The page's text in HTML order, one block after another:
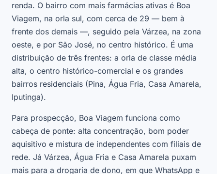
renda. O bairro com mais farmácias ativas é Boa
Viagem, na orla sul, com cerca de 29 — bem à
frente dos demais —, seguido pela Várzea, na zona
oeste, e por São José, no centro histórico. É uma
distribuição de três frentes: a orla de classe média
alta, o centro histórico-comercial e os grandes
bairros residenciais (Pina, Água Fria, Casa Amarela,
Iputinga).
Para prospecção, Boa Viagem funciona como
cabeça de ponte: alta concentração, bom poder
aquisitivo e mistura de independentes com filiais de
rede. Já Várzea, Água Fria e Casa Amarela puxam
mais para a drogaria de dono, em que WhatsApp e